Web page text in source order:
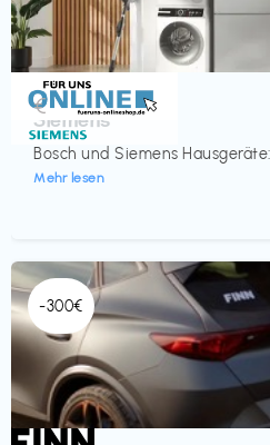
Küche & Haushalt
Siemens
Bosch und Siemens
Mehr lesen
€‎
-300€